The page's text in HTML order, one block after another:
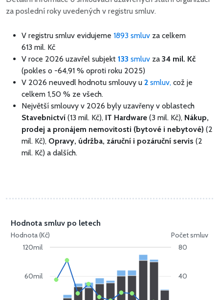
za poslední roky uvedených v registru smluv.
V registru smluv evidujeme 1893 smluv za celkem
613 mil. Kč
V roce 2026 uzavřel subjekt 133 smluv za 34 mil. Kč
(pokles o -64,91 % oproti roku 2025)
V 2026 neuvedl hodnotu smlouvy u 2 smluv, což je
celkem 1,50 % ze všech.
Největší smlouvy v 2026 byly uzavřeny v oblastech
Stavebnictví (13 mil. Kč), IT Hardware (3 mil. Kč), Nákup,
prodej a pronájem nemovitosti (bytové i nebytové) (2
mil. Kč), Opravy, údržba, záruční i pozáruční servis (2
mil. Kč) a dalších.
Hodnota (Kč) Počet smluv
Hodnota smluv po letech
60mil
120mil
40
80